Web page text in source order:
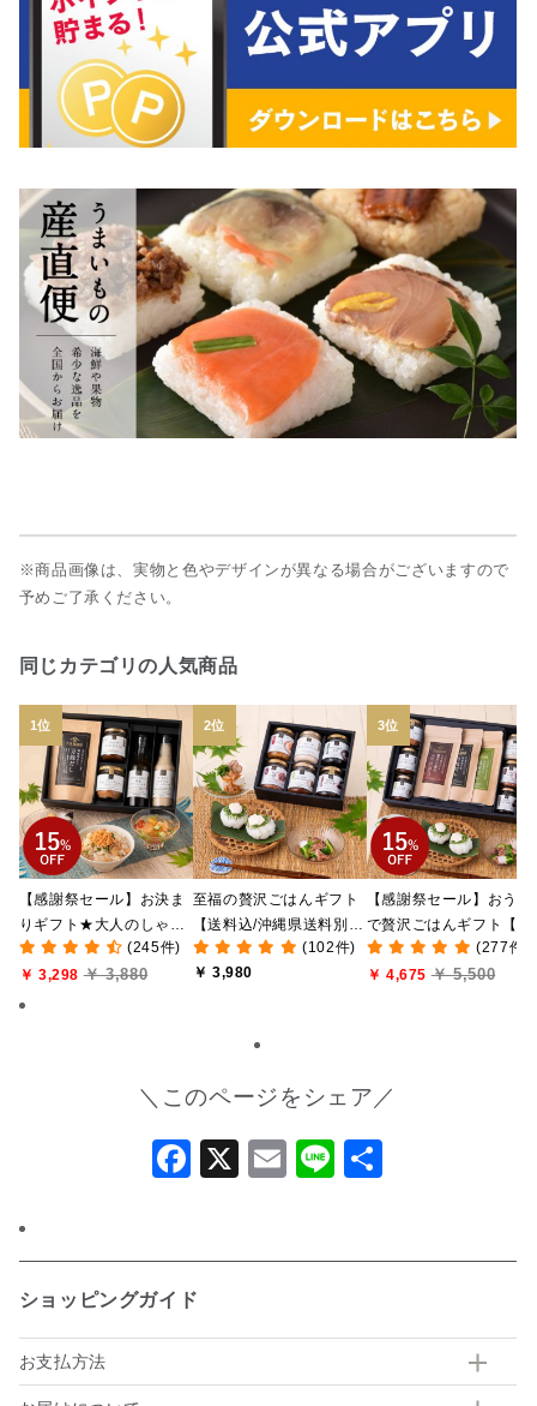
※商品画像は、実物と色やデザインが異なる場合がございますので
予めご了承ください。
同じカテゴリの人気商品
【感謝祭セール】お決ま
りギフト★大人のしゃけ
しゃけめんたい入り【送
料込/沖縄県送料別途】
【化粧箱包装付】
(245件)
￥ 3,298 ￥ 3,880
至福の贅沢ごはんギフト
【送料込/沖縄県送料別
途】【化粧箱包装付/オン
ライン限定】
(102件)
￥ 3,980
【感謝祭セール】おうち
で贅沢ごはんギフト【送
料無料/沖縄県送料別途】
【化粧箱包装付/オンライ
(277件)
￥ 4,675 ￥ 5,500
＼このページをシェア／
Facebook
X Email
Line
ショッピングガイド
お支払方法